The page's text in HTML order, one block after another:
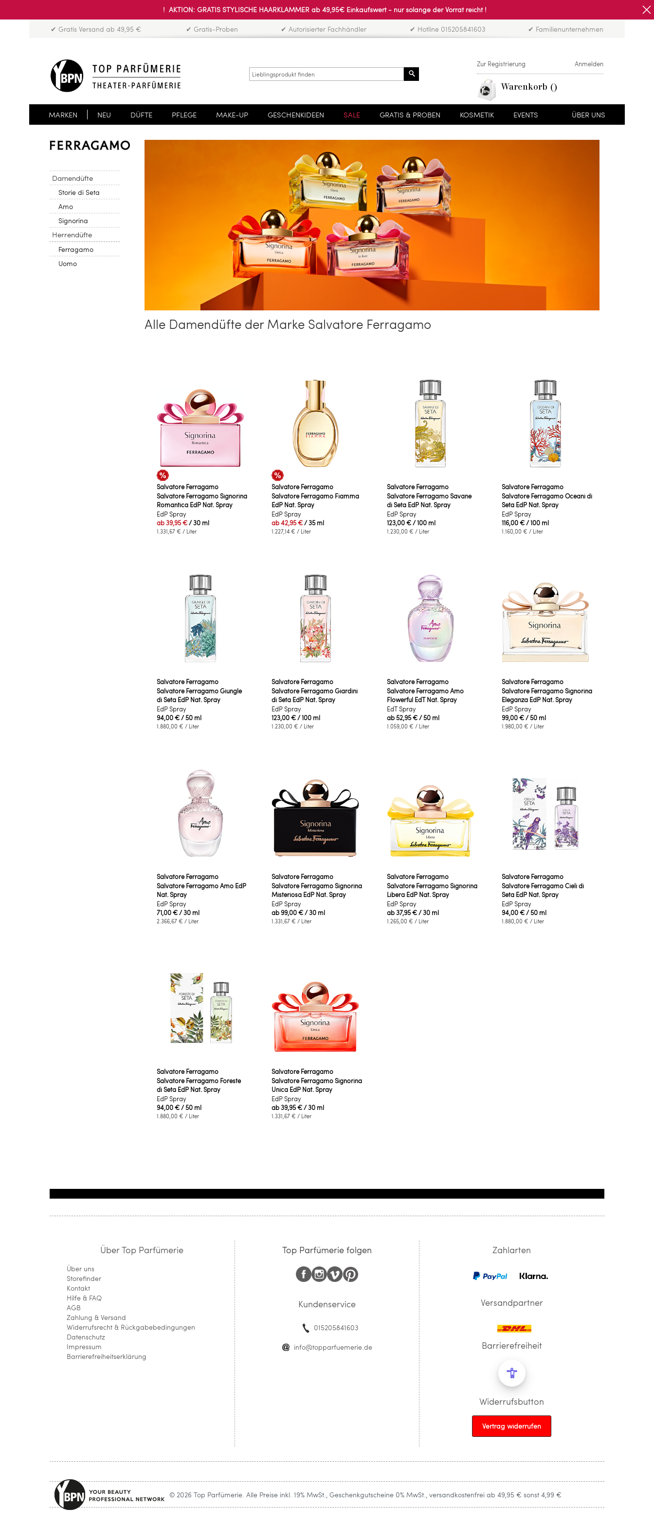
! AKTION: GRATIS STYLISCHE HAARKLAMMER ab 49,95€ Einkaufswert - nur solange der Vorrat reicht !
✔ Gratis Versand ab 49,95 € ✔ Gratis-Proben ✔ Autorisierter Fachhändler ✔ Hotline 015205841603 ✔ Familienunternehmen
Zur Registrierung Anmelden
Warenkorb
MARKEN NEU DÜFTE PFLEGE MAKE-UP GESCHENKIDEEN SALE GRATIS & PROBEN KOSMETIK EVENTS ÜBER UNS
Damendüfte
Storie di Seta
Amo
Signorina
Herrendüfte
Ferragamo
Uomo
Alle Damendüfte der Marke Salvatore Ferragamo
Salvatore Ferragamo
Salvatore Ferragamo Signorina
Romantica EdP Nat. Spray
EdP Spray
ab39,95 €/ 30 ml
1.331,67 € / Liter
Salvatore Ferragamo
Salvatore Ferragamo Fiamma
EdP Nat. Spray
EdP Spray
ab42,95 €/ 35 ml
1.227,14 € / Liter
Salvatore Ferragamo
Salvatore Ferragamo Savane
di Seta EdP Nat. Spray
EdP Spray
123,00 €/ 100 ml
1.230,00 € / Liter
Salvatore Ferragamo
Salvatore Ferragamo Oceani di
Seta EdP Nat. Spray
EdP Spray
116,00 €/ 100 ml
1.160,00 € / Liter
Salvatore Ferragamo
Salvatore Ferragamo Giungle
di Seta EdP Nat. Spray
EdP Spray
94,00 €/ 50 ml
1.880,00 € / Liter
Salvatore Ferragamo
Salvatore Ferragamo Giardini
di Seta EdP Nat. Spray
EdP Spray
123,00 €/ 100 ml
1.230,00 € / Liter
Salvatore Ferragamo
Salvatore Ferragamo Amo
Flowerful EdT Nat. Spray
EdT Spray
ab52,95 €/ 50 ml
1.059,00 € / Liter
Salvatore Ferragamo
Salvatore Ferragamo Signorina
Eleganza EdP Nat. Spray
EdP Spray
99,00 €/ 50 ml
1.980,00 € / Liter
Salvatore Ferragamo
Salvatore Ferragamo Amo EdP
Nat. Spray
EdP Spray
71,00 €/ 30 ml
2.366,67 € / Liter
Salvatore Ferragamo
Salvatore Ferragamo Signorina
Misteriosa EdP Nat. Spray
EdP Spray
ab99,00 €/ 30 ml
1.331,67 € / Liter
Salvatore Ferragamo
Salvatore Ferragamo Signorina
Libera EdP Nat. Spray
EdP Spray
ab37,95 €/ 30 ml
1.265,00 € / Liter
Salvatore Ferragamo
Salvatore Ferragamo Cieli di
Seta EdP Nat. Spray
EdP Spray
94,00 €/ 50 ml
1.880,00 € / Liter
Salvatore Ferragamo
Salvatore Ferragamo Foreste
di Seta EdP Nat. Spray
EdP Spray
94,00 €/ 50 ml
1.880,00 € / Liter
Salvatore Ferragamo
Salvatore Ferragamo Signorina
Unica EdP Nat. Spray
EdP Spray
ab39,95 €/ 30 ml
1.331,67 € / Liter
Über Top Parfümerie
Über uns
Storefinder
Kontakt
Hilfe & FAQ
AGB
Zahlung & Versand
Widerrufsrecht & Rückgabebedingungen
Datenschutz
Impressum
Barrierefreiheitserklärung
Top Parfümerie folgen
Kundenservice
015205841603
info@topparfuemerie.de
Zahlarten
Versandpartner
Barrierefreiheit
Widerrufsbutton
Vertrag widerrufen
© 2026 Top Parfümerie. Alle Preise inkl. 19% MwSt., Geschenkgutscheine 0% MwSt., versandkostenfrei ab 49,95 € sonst 4,99 €